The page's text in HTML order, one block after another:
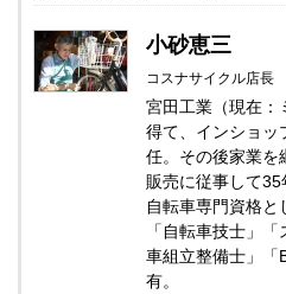
小砂恵三
コスナサイクル店長
宮田工業（現在：
得て、インショッ
任。その後家業を
販売に従事して35
自転車専門資格と
「自転車技士」
車組立整備士」「
有。